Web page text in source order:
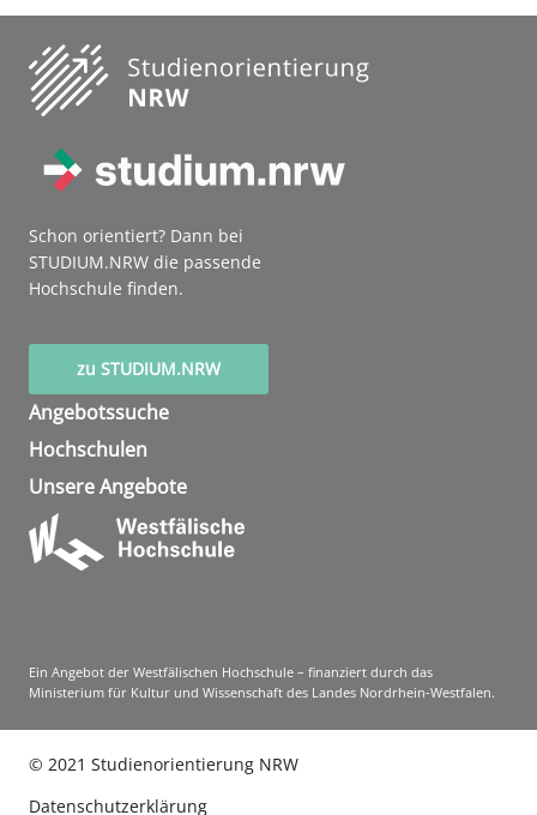
Schon orientiert? Dann bei
STUDIUM.NRW die passende
Hochschule finden.
zu STUDIUM.NRW
Angebotssuche
Hochschulen
Unsere Angebote
Ein Angebot der Westfälischen Hochschule – finanziert durch das
Ministerium für Kultur und Wissenschaft des Landes Nordrhein-Westfalen.
© 2021 Studienorientierung NRW
Datenschutzerklärung